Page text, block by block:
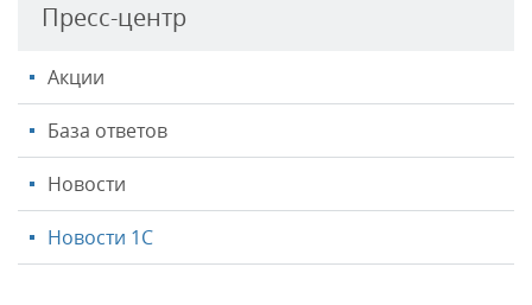
Пресс-центр
Акции
База ответов
Новости
Новости 1С